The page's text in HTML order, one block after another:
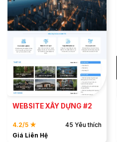
ĐẶT MẪU
XEM DEMO
WEBSITE XÂY DỰNG #2
4.2/5 ★
45 Yêu thích
Giá Liên Hệ